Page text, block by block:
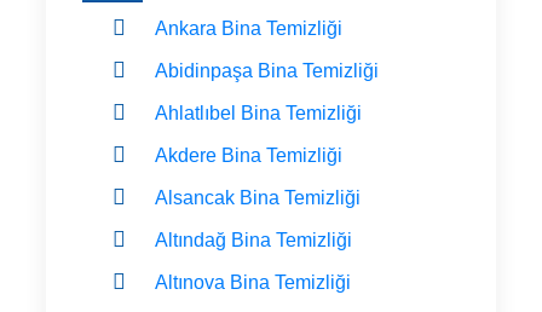
Ankara Bina Temizliği
Abidinpaşa Bina Temizliği
Ahlatlıbel Bina Temizliği
Akdere Bina Temizliği
Alsancak Bina Temizliği
Altındağ Bina Temizliği
Altınova Bina Temizliği